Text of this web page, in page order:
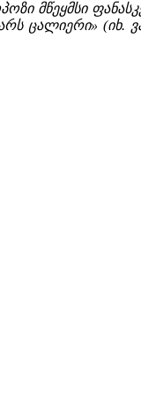
მწეყმსი
ცალიერი» (იხ.